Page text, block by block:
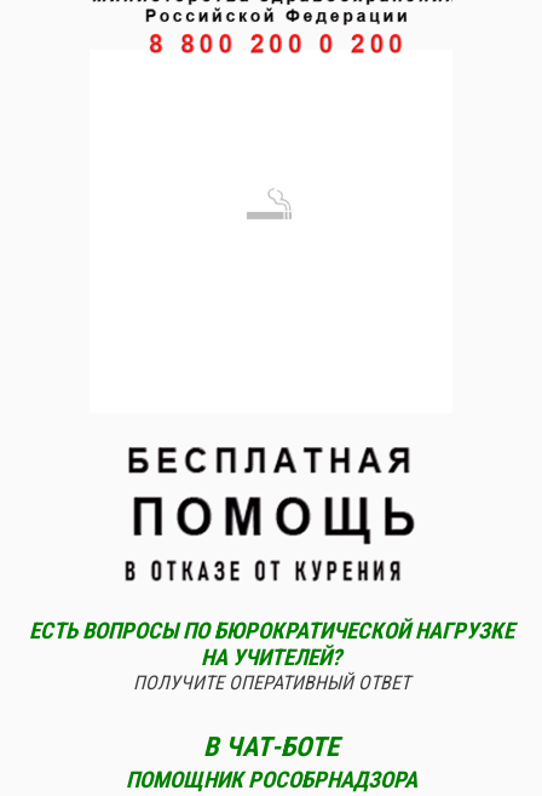
ЕСТЬ ВОПРОСЫ ПО БЮРОКРАТИЧЕСКОЙ НАГРУЗКЕ
НА УЧИТЕЛЕЙ?
ПОЛУЧИТЕ ОПЕРАТИВНЫЙ ОТВЕТ
В ЧАТ-БОТЕ
ПОМОЩНИК РОСОБРНАДЗОРА